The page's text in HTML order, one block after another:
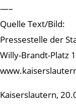
—–
Quelle Text/Bild:
Pressestelle der
Willy-Brandt-Platz
Kaiserslautern,